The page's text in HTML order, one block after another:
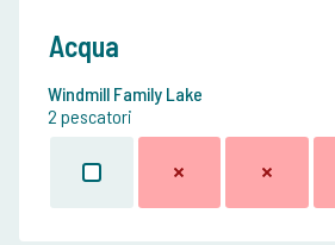
Acqua
Windmill Family Lake
2 pescatori